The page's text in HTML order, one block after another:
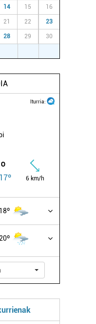
14 15 16
21 22 23
28 29 30
Iturria:
17º 6 km/h
18º
20º